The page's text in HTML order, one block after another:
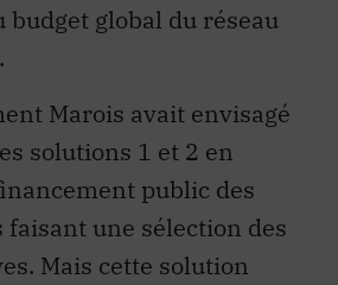
budget global du réseau
Marois avait envisagé
solutions 1 et 2 en
public des
faisant une sélection des
Mais cette solution